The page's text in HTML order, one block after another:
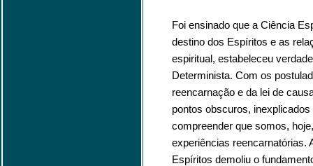
Foi ensinado que a Ciência
destino dos Espíritos e as
espiritual, estabeleceu
Determinista. Com os
reencarnação e da lei de
pontos obscuros,
compreender que somos,
experiências reencarnatórias.
Espíritos demoliu o